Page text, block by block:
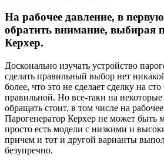
На рабочее давление, в
обратить внимание, выбирая
Керхер.
Досконально изучать устройство
сделать правильный выбор нет
более, что это не сделает сделку на
правильной. Но все-таки на
обращать стоит, в том числе на
Парогенератор Керхер не может
просто есть модели с низкими и
причем и тот и другой варианты
безупречно.